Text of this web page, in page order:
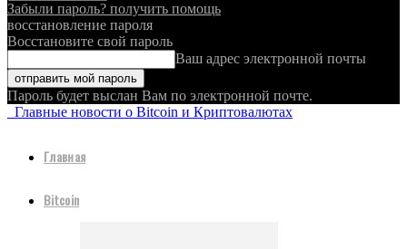
Забыли пароль? получить помощь
восстановление пароля
Восстановите свой пароль
Ваш адрес электронной почты
Пароль будет выслан Вам по электронной почте.
Главные новости о Bitcoin и Криптовалютах
Главная
Bitcoin